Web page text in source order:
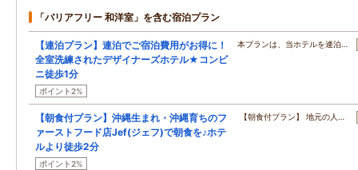
「バリアフリー 和洋室」を含む宿泊プラン
【連泊プラン】連泊でご宿泊費用がお得に！
全室洗練されたデザイナーズホテル★コンビ
ニ徒歩1分
ポイント2%
本プランは、当ホテルを連泊…
【朝食付プラン】沖縄生まれ・沖縄育ちのフ
ァーストフード店Jef(ジェフ)で朝食を♪ホテ
ルより徒歩2分
ポイント2%
【朝食付プラン】 地元の人…